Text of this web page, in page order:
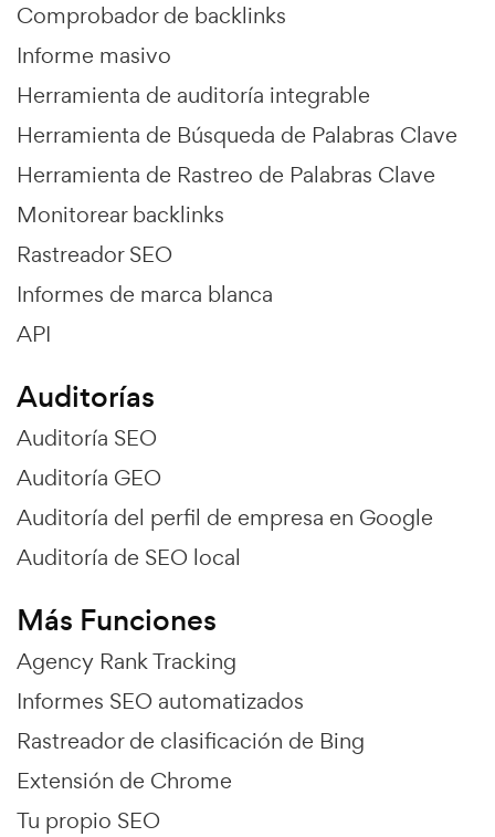
Comprobador de backlinks
Informe masivo
Herramienta de auditoría integrable
Herramienta de Búsqueda de Palabras Clave
Herramienta de Rastreo de Palabras Clave
Monitorear backlinks
Rastreador SEO
Informes de marca blanca
API
Auditorías
Auditoría SEO
Auditoría GEO
Auditoría del perfil de empresa en Google
Auditoría de SEO local
Más Funciones
Agency Rank Tracking
Informes SEO automatizados
Rastreador de clasificación de Bing
Extensión de Chrome
Tu propio SEO